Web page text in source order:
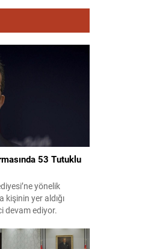
53 Tutuklu
yönelik
yer aldığı
devam ediyor.
ayrı ayrı
aralarında